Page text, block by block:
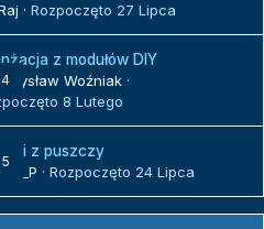
· Rozpoczęto 27 Lipca
4
z modułów DIY
Woźniak ·
8 Lutego
5
z puszczy
· Rozpoczęto 24 Lipca